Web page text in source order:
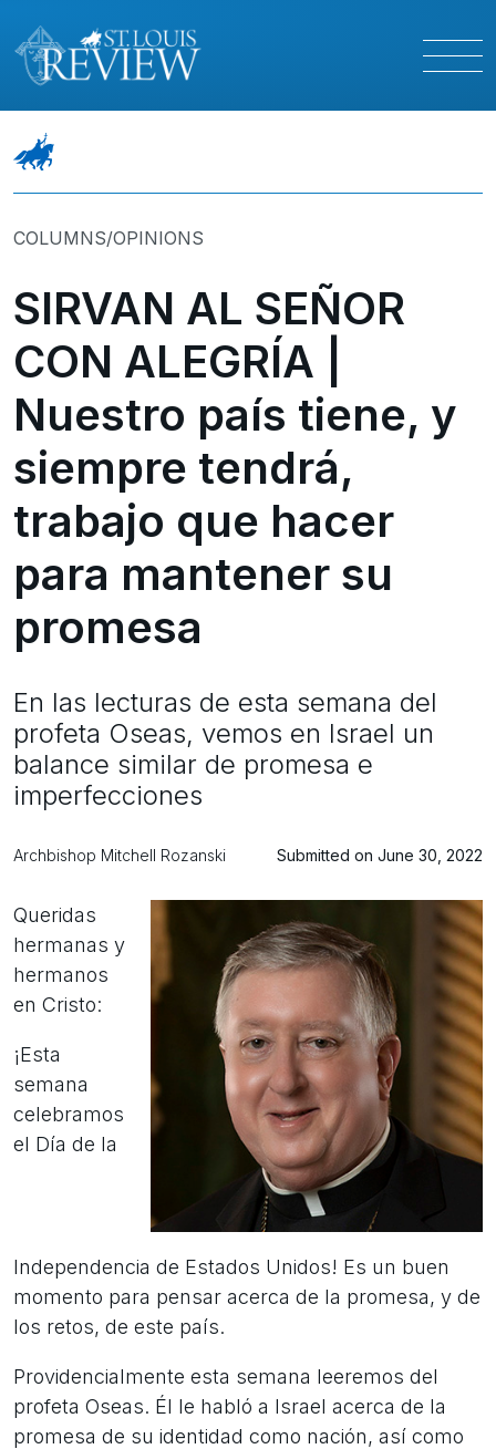
COLUMNS/OPINIONS
SIRVAN AL SEÑOR
CON ALEGRÍA |
Nuestro país tiene, y
siempre tendrá,
trabajo que hacer
para mantener su
promesa
En las lecturas de esta semana del
profeta Oseas, vemos en Israel un
balance similar de promesa e
imperfecciones
Archbishop Mitchell Rozanski Submitted on June 30, 2022
Queridas
hermanas y
hermanos
en Cristo:
¡Esta
semana
celebramos
el Día de la
Independencia de Estados Unidos! Es un buen
momento para pensar acerca de la promesa, y de
los retos, de este país.
Providencialmente esta semana leeremos del
profeta Oseas. Él le habló a Israel acerca de la
promesa de su identidad como nación, así como